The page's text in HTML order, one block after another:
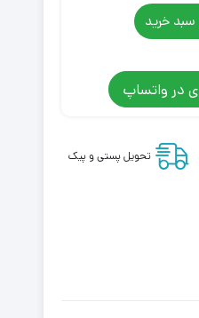
سبد خرید
در واتساپ
تحویل پستی و پیک